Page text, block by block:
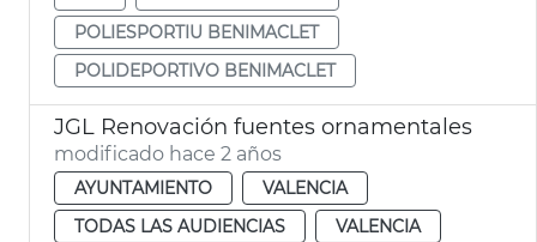
POLIESPORTIU BENIMACLET
POLIDEPORTIVO BENIMACLET
JGL Renovación fuentes ornamentales
modificado hace 2 años
AYUNTAMIENTO
VALENCIA
TODAS LAS AUDIENCIAS
VALENCIA